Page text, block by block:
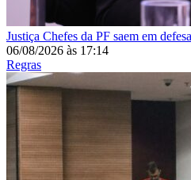
Justiça Chefes da PF saem em
06/08/2026 às 17:14
Regras